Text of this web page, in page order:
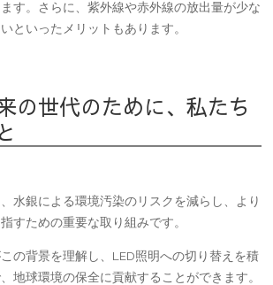
す。さらに、紫外線や赤外線の放出量が少な
といったメリットもあります。
の世代のために、私たち
水銀による環境汚染のリスクを減らし、より
すための重要な取り組みです。
の背景を理解し、LED照明への切り替えを積
地球環境の保全に貢献することができます。